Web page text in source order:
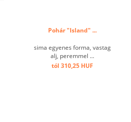
Pohár "Island" ...
sima egyenes forma, vastag
alj, peremmel ...
tól 310,25 HUF